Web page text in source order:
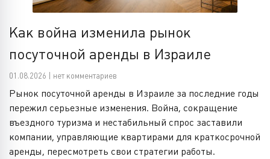
Как война изменила рынок
посуточной аренды в Израиле
01.08.2026 | нет комментариев
Рынок посуточной аренды в Израиле за последние годы
пережил серьезные изменения. Война, сокращение
въездного туризма и нестабильный спрос заставили
компании, управляющие квартирами для краткосрочной
аренды, пересмотреть свои стратегии работы.